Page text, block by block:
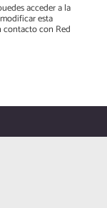
acceder a la
esta
con Red